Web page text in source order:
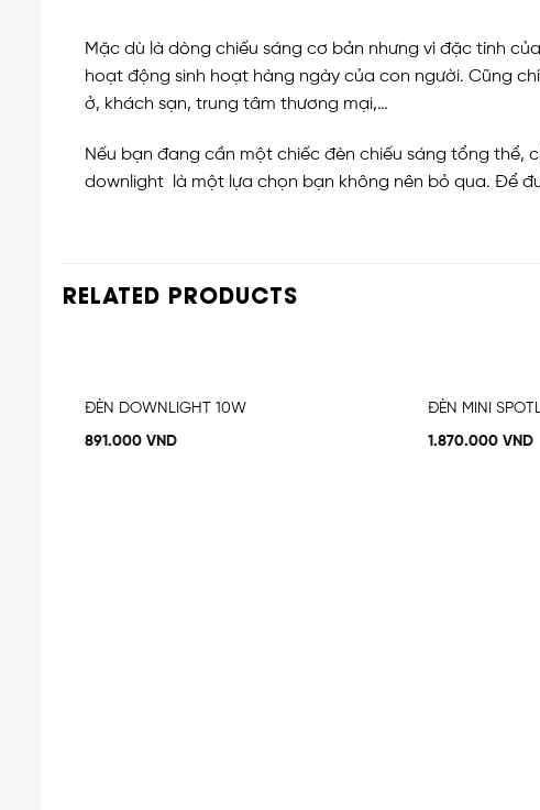
Mặc dù là dòng chiếu sáng cơ bản nhưng vì đặc tính
hoạt động sinh hoạt hàng ngày của con người. Cũng
ở, khách sạn, trung tâm thương mại,…
Nếu bạn đang cần một chiếc đèn chiếu sáng tổng thể,
downlight là một lựa chọn bạn không nên bỏ qua. Để
RELATED PRODUCTS
OUT OF STOCK
ĐÈN DOWNLIGHT 10W
891.000 VND
ĐÈN MINI
1.870.000VND